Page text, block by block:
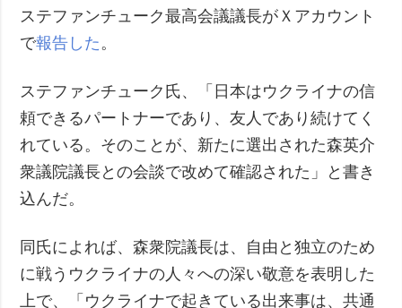
ステファンチューク最高会議議長がＸアカウント
で報告した 。
ステファンチューク氏、「日本はウクライナの信
頼できるパートナーであり、友人であり続けてく
れている。そのことが、新たに選出された森英介
衆議院議長との会談で改めて確認された」と書き
込んだ。
同氏によれば、森衆院議長は、自由と独立のため
に戦うウクライナの人々への深い敬意を表明した
上で、「ウクライナで起きている出来事は、共通